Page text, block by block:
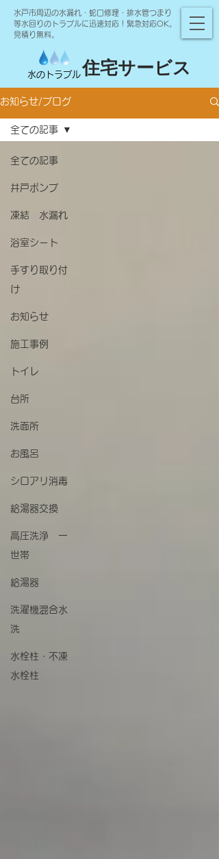
水戸市周辺の水漏れ・蛇口修理・排水管つまり
等水回りのトラブルに迅速対応！緊急対応OK。
見積り無料。
水のトラブル住宅サービス
お知らせ/ブログ
全ての記事
井戸ポンプ
凍結 水漏れ
浴室シート
手すり取り付
け
お知らせ
施工事例
トイレ
台所
洗面所
お風呂
シロアリ消毒
給湯器交換
高圧洗浄 一
世帯
給湯器
洗濯機混合水
洗
水栓柱・不凍
水栓柱
全ての記事